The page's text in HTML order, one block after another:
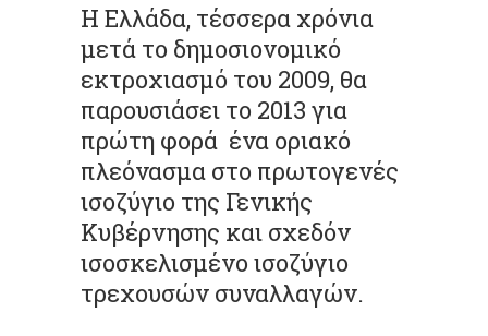
Η Ελλάδα, τέσσερα χρόνια
μετά το δημοσιονομικό
εκτροχιασμό του 2009, θα
παρουσιάσει το 2013 για
πρώτη φορά ένα οριακό
πλεόνασμα στο πρωτογενές
ισοζύγιο της Γενικής
Κυβέρνησης και σχεδόν
ισοσκελισμένο ισοζύγιο
τρεχουσών συναλλαγών.